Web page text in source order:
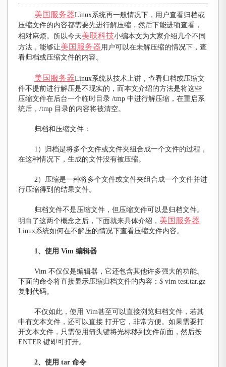
美国服务器Linux系统再一般情况下，用户查看归档或
压缩文件的内容都需要先进行解压缩，然后下能进项查看，
相对麻烦。所以今天美联科技小编本文为大家介绍几个不同
方法，能够让美国服务器 用户可以在未解压缩的情况下，查
看归档或压缩文件的内容。
美国服务器Linux系统从技术上讲，查看归档或压缩文
件不提前进行解压是不现实的，而本文介绍的方法是将这些
压缩文件在后台一个临时目录 /tmp 中进行解压缩，在重启系
统后，/tmp 目录的内容将被清空。
归档和压缩文件：
1）归档是将多个文件或文件夹组合成一个文件的过程，
在这种情况下，生成的文件没有被压缩。
2）压缩是一种将多个文件或文件夹组合成一个文件并进
行压缩得到的结果文件。
归档文件不是压缩文件，但压缩文件可以是归档文件。
明白了这两个概念之后，下面就来具体介绍， 美国服务器
Linux系统如何在不解压的情况下查看压缩文件内容。
1 、使用 Vim 编辑器
Vim 不仅仅是编辑器，它还包含其他许多强大的功能。
下面的命令将直接显示压缩归档文件的内容：$ vim test.tar.gz
复制代码。
不仅如此，使用 Vim甚至可以直接浏览归档文件，若其
中有文本文件，还可以直接 打开它，非常方便。如果需要打
开文本文件，只需使用箭头键将光标移到文件前面，然后按
ENTER 键即可打开。
2、使用 tar 命令